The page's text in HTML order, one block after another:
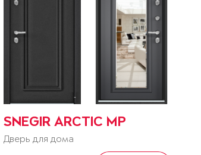
SNEGIR ARCTIC MP
Дверь для дома